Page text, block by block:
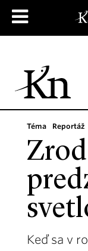
Téma Reportáž
Keď sa v